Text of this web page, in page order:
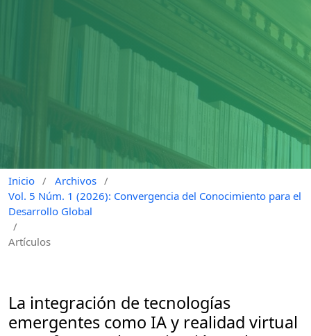
Inicio / Archivos /
Vol. 5 Núm. 1 (2026): Convergencia del Conocimiento para el
Desarrollo Global
/
Artículos
La integración de tecnologías
emergentes como IA y realidad virtual